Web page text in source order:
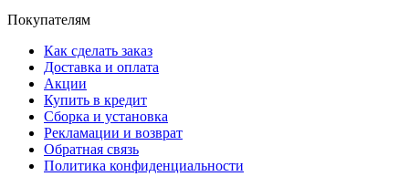
Покупателям
Как сделать заказ
Доставка и оплата
Акции
Купить в кредит
Сборка и установка
Рекламации и возврат
Обратная связь
Политика конфиденциальности